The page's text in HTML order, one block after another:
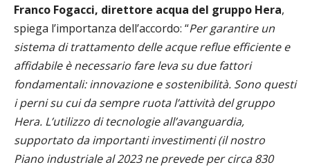
Franco Fogacci, direttore acqua del gruppo Hera,
spiega l’importanza dell’accordo: “Per garantire un
sistema di trattamento delle acque reflue efficiente e
affidabile è necessario fare leva su due fattori
fondamentali: innovazione e sostenibilità. Sono questi
i perni su cui da sempre ruota l’attività del gruppo
Hera. L’utilizzo di tecnologie all’avanguardia,
supportato da importanti investimenti (il nostro
Piano industriale al 2023 ne prevede per circa 830